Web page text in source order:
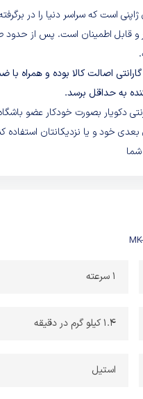
ژاپنی است که سراسر دنیا را در
و قابل اطمینان است. پس از
گارانتی اصالت کالا بوده و همراه
به حداقل برسد.
دکویار بصورت خودکار عضو
خود و یا نزدیکانتان استفاده
1 سرعته
1.4 کیلو گرم در دقیقه
استیل